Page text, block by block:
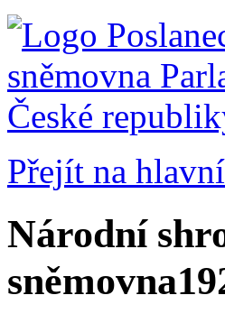
Přejít na
Národní
sněmovna